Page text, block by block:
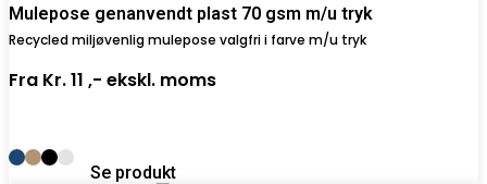
Mulepose genanvendt plast 70 gsm m/u tryk
Recycled miljøvenlig mulepose valgfri i farve m/u tryk
Fra Kr. 11 ,- ekskl. moms
Se produkt